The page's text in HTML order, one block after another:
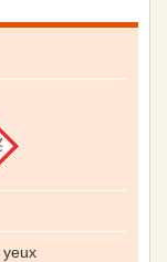
yeux